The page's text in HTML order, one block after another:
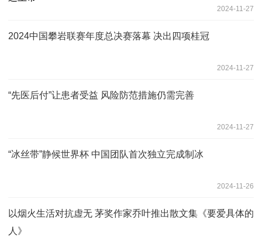
2024-11-27
2024中国攀岩联赛年度总决赛落幕 决出四项桂冠
2024-11-27
“先医后付”让患者受益 风险防范措施仍需完善
2024-11-27
“冰丝带”静候世界杯 中国团队首次独立完成制冰
2024-11-26
以烟火生活对抗虚无 茅奖作家乔叶推出散文集《要爱具体的
人》